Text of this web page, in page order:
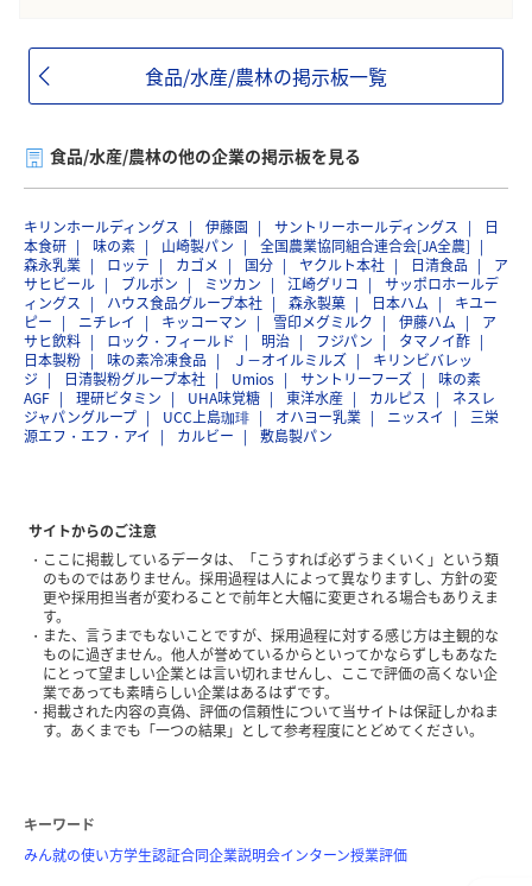
食品/水産/農林の掲示板一覧
食品/水産/農林の他の企業の掲示板を見る
キリンホールディングス 伊藤園 サントリーホールディングス
日
本食研
味の素 山崎製パン
全国農業協同組合連合会[JA全農]
森永乳業
ロッテ カゴメ 国分 ヤクルト本社 日清食品
ア
サヒビール
ブルボン ミツカン 江崎グリコ
サッポロホールデ
ィングス
ハウス食品グループ本社 森永製菓 日本ハム
キユー
ピー
ニチレイ キッコーマン 雪印メグミルク 伊藤ハム
ア
サヒ飲料
ロック・フィールド 明治 フジパン
タマノイ酢
日本製粉
味の素冷凍食品 Ｊ－オイルミルズ
キリンビバレッ
ジ
日清製粉グループ本社 Umios サントリーフーズ
味の素
AGF
理研ビタミン UHA味覚糖 東洋水産 カルピス
ネスレ
ジャパングループ
UCC上島珈琲 オハヨー乳業 ニッスイ
三栄
源エフ・エフ・アイ
カルビー 敷島製パン
サイトからのご注意
ここに掲載しているデータは、「こうすれば必ずうまくいく」という類
のものではありません。採用過程は人によって異なりますし、方針の変
更や採用担当者が変わることで前年と大幅に変更される場合もありえま
す。
また、言うまでもないことですが、採用過程に対する感じ方は主観的な
ものに過ぎません。他人が誉めているからといってかならずしもあなた
にとって望ましい企業とは言い切れませんし、ここで評価の高くない企
業であっても素晴らしい企業はあるはずです。
掲載された内容の真偽、評価の信頼性について当サイトは保証しかねま
す。あくまでも「一つの結果」として参考程度にとどめてください。
キーワード
みん就の使い方学生認証合同企業説明会インターン授業評価